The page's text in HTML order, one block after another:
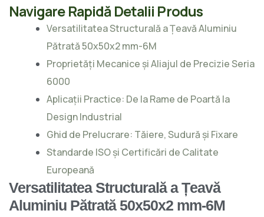
Navigare Rapidă Detalii Produs
Versatilitatea Structurală a Țeavă Aluminiu
Pătrată 50x50x2 mm-6M
Proprietăți Mecanice și Aliajul de Precizie Seria
6000
Aplicații Practice: De la Rame de Poartă la
Design Industrial
Ghid de Prelucrare: Tăiere, Sudură și Fixare
Standarde ISO și Certificări de Calitate
Europeană
Versatilitatea Structurală a Țeavă
Aluminiu Pătrată 50x50x2 mm-6M